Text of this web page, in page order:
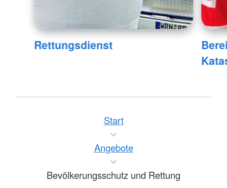
Rettungsdienst
Start
Angebote
Bevölkerungsschutz und Rettung